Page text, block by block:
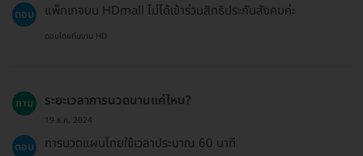
ตอบ แพ็กเกจบน HDmall ไม่ได้เข้าร่วมสิทธิประกันสังคมค่ะ
ตอบโดยทีมงาน HD
ถาม ระยะเวลาการนวดนานแค่ไหน?
19 ธ.ค. 2024
ตอบ การนวดแผนไทยใช้เวลาประมาณ 60 นาที